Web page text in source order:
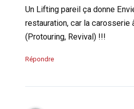
Un Lifting pareil ça donne
restauration, car la carosserie
(Protouring, Revival) !!!
Répondre